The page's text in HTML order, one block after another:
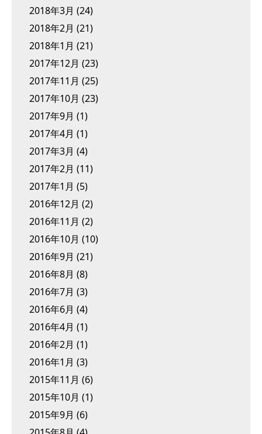
2018年3月 (24)
2018年2月 (21)
2018年1月 (21)
2017年12月 (23)
2017年11月 (25)
2017年10月 (23)
2017年9月 (1)
2017年4月 (1)
2017年3月 (4)
2017年2月 (11)
2017年1月 (5)
2016年12月 (2)
2016年11月 (2)
2016年10月 (10)
2016年9月 (21)
2016年8月 (8)
2016年7月 (3)
2016年6月 (4)
2016年4月 (1)
2016年2月 (1)
2016年1月 (3)
2015年11月 (6)
2015年10月 (1)
2015年9月 (6)